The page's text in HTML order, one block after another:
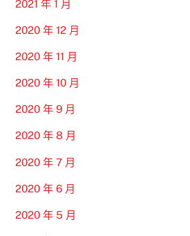
2021 年 1 月
2020 年 12 月
2020 年 11 月
2020 年 10 月
2020 年 9 月
2020 年 8 月
2020 年 7 月
2020 年 6 月
2020 年 5 月